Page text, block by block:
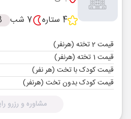
4 ستاره
7 شب
قیمت 2 تخته (هرنفر)
قیمت 1 تخته (هرنفر)
قیمت کودک با تخت (هر نفر)
قیمت کودک بدون تخت (هرنفر)
مشاوره و رزرو